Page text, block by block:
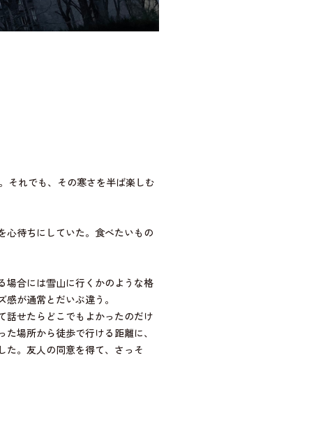
それでも、その寒さを半ば楽しむ
心待ちにしていた。食べたいもの
場合には雪山に行くかのような格
が通常とだいぶ違う。
話せたらどこでもよかったのだけ
場所から徒歩で行ける距離に、
た。友人の同意を得て、さっそ